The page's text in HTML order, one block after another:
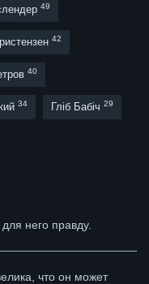
49
42
40
34 Гліб Бабіч 29
него правду.
что он может